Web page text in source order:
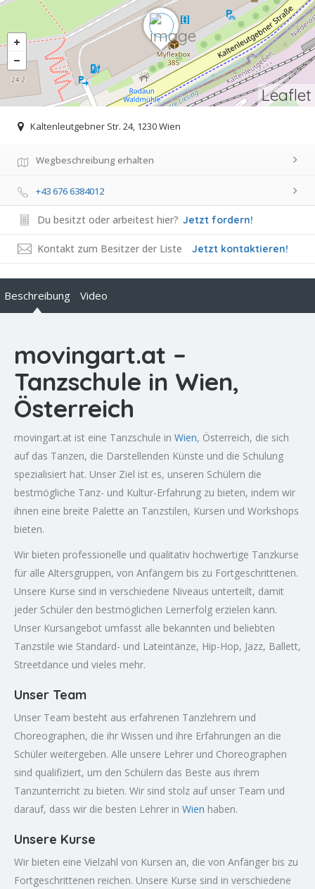
Leaflet
Kaltenleutgebner Str. 24, 1230 Wien
Wegbeschreibung erhalten
+43 676 6384012
Du besitzt oder arbeitest hier? Jetzt fordern!
Kontakt zum Besitzer der Liste Jetzt kontaktieren!
Beschreibung Video
movingart.at –
Tanzschule in Wien,
Österreich
movingart.at ist eine Tanzschule in Wien, Österreich, die sich
auf das Tanzen, die Darstellenden Künste und die Schulung
spezialisiert hat. Unser Ziel ist es, unseren Schülern die
bestmögliche Tanz- und Kultur-Erfahrung zu bieten, indem wir
ihnen eine breite Palette an Tanzstilen, Kursen und Workshops
bieten.
Wir bieten professionelle und qualitativ hochwertige Tanzkurse
für alle Altersgruppen, von Anfängern bis zu Fortgeschrittenen.
Unsere Kurse sind in verschiedene Niveaus unterteilt, damit
jeder Schüler den bestmöglichen Lernerfolg erzielen kann.
Unser Kursangebot umfasst alle bekannten und beliebten
Tanzstile wie Standard- und Lateintänze, Hip-Hop, Jazz, Ballett,
Streetdance und vieles mehr.
Unser Team
Unser Team besteht aus erfahrenen Tanzlehrern und
Choreographen, die ihr Wissen und ihre Erfahrungen an die
Schüler weitergeben. Alle unsere Lehrer und Choreographen
sind qualifiziert, um den Schülern das Beste aus ihrem
Tanzunterricht zu bieten. Wir sind stolz auf unser Team und
darauf, dass wir die besten Lehrer in Wien haben.
Unsere Kurse
Wir bieten eine Vielzahl von Kursen an, die von Anfänger bis zu
Fortgeschrittenen reichen. Unsere Kurse sind in verschiedene